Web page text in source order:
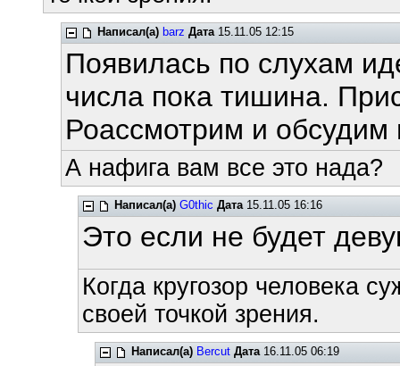
Написал(а) barz Дата15.11.05 12:15
Появилась по слухам
числа пока тишина.
Роассмотрим и обсудим
А нафига вам все это нада?
Написал(а) G0thic Дата15.11.05 16:16
Это если не будет
Когда кругозор человека
своей точкой зрения.
Написал(а) Bercut Дата16.11.05 06:19